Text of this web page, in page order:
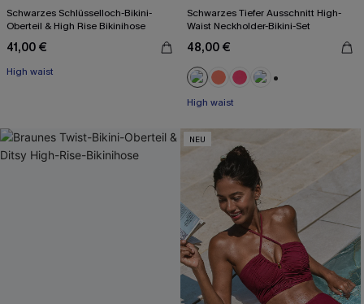
Schwarzes Schlüsselloch-Bikini-
Oberteil & High Rise Bikinihose
41,00 €
High waist
Schwarzes Tiefer Ausschnitt High-
Waist Neckholder-Bikini-Set
48,00 €
High waist
NEU